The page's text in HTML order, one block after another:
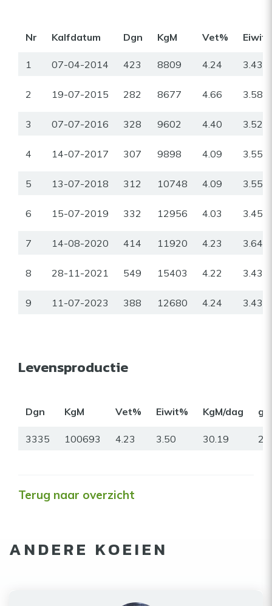
Nr Kalfdatum Dgn KgM Vet%
1 07-04-2014 423 8809 4.24 3.43
2 19-07-2015 282 8677 4.66 3.58
3 07-07-2016 328 9602 4.40 3.52
4 14-07-2017 307 9898 4.09 3.55
5 13-07-2018 312 10748 4.09 3.55
6 15-07-2019 332 12956 4.03 3.45
7 14-08-2020 414 11920 4.23 3.64
8 28-11-2021 549 15403 4.22 3.43
9 11-07-2023 388 12680 4.24 3.43
Levensproductie
Dgn KgM Vet% Eiwit% KgM/dag gr
3335 100693 4.23 3.50 30.19
Terug naar overzicht
ANDERE KOEIEN